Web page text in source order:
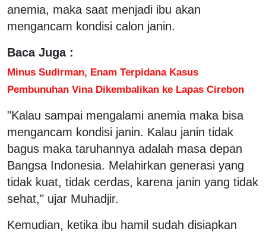
anemia, maka saat menjadi ibu akan
mengancam kondisi calon janin.
Baca Juga :
Minus Sudirman, Enam Terpidana Kasus
Pembunuhan Vina Dikembalikan ke Lapas Cirebon
"Kalau sampai mengalami anemia maka bisa
mengancam kondisi janin. Kalau janin tidak
bagus maka taruhannya adalah masa depan
Bangsa Indonesia. Melahirkan generasi yang
tidak kuat, tidak cerdas, karena janin yang tidak
sehat," ujar Muhadjir.
Kemudian, ketika ibu hamil sudah disiapkan